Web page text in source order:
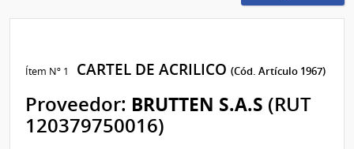
Ítem Nº 1 CARTEL DE ACRILICO(Cód. Artículo 1967)
Proveedor: BRUTTEN S.A.S (RUT
120379750016)